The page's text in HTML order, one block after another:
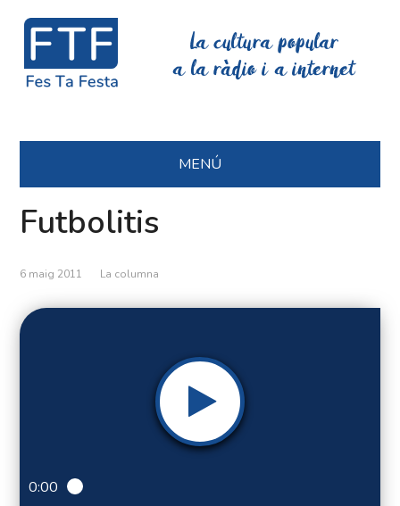
La cultura popular
a la ràdio i a internet
MENÚ
Futbolitis
6 maig 2011 La columna
0:00